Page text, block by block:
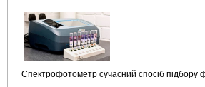
Спектрофотометр сучасний спосіб підбору